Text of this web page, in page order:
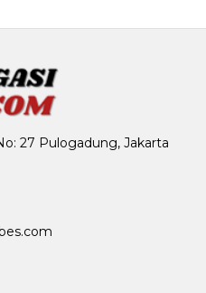
27 Pulogadung, Jakarta